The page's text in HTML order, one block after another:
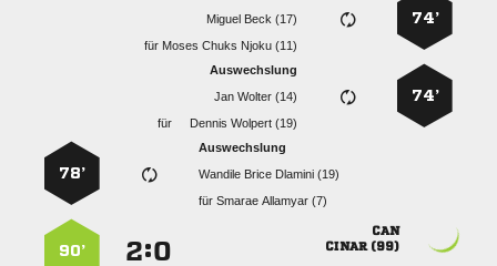
74’
  
für    
74’
Auswechslung
  
für
  
Auswechslung
   
für  
78’

 
:
90’